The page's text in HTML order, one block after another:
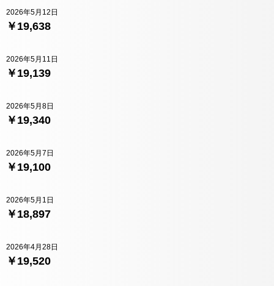
￥19,638
2026年5月12日
￥19,139
2026年5月11日
￥19,340
2026年5月8日
￥19,100
2026年5月7日
￥18,897
2026年5月1日
￥19,520
2026年4月28日